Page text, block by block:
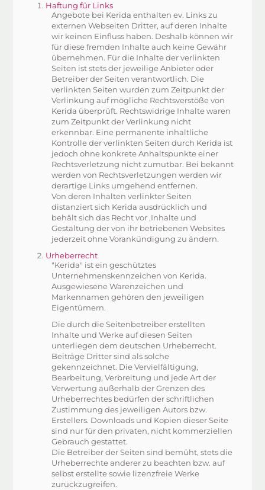
Haftung für Links
Angebote bei Kerida enthalten ev. Links zu
externen Webseiten Dritter, auf deren Inhalte
wir keinen Einfluss haben. Deshalb können wir
für diese fremden Inhalte auch keine Gewähr
übernehmen. Für die Inhalte der verlinkten
Seiten ist stets der jeweilige Anbieter oder
Betreiber der Seiten verantwortlich. Die
verlinkten Seiten wurden zum Zeitpunkt der
Verlinkung auf mögliche Rechtsverstöße von
Kerida überprüft. Rechtswidrige Inhalte waren
zum Zeitpunkt der Verlinkung nicht
erkennbar. Eine permanente inhaltliche
Kontrolle der verlinkten Seiten durch Kerida ist
jedoch ohne konkrete Anhaltspunkte einer
Rechtsverletzung nicht zumutbar. Bei bekannt
werden von Rechtsverletzungen werden wir
derartige Links umgehend entfernen.
Von deren Inhalten verlinkter Seiten
distanziert sich Kerida ausdrücklich und
behält sich das Recht vor ,Inhalte und
Gestaltung der von ihr betriebenen Websites
jederzeit ohne Vorankündigung zu ändern.
Urheberrecht
"Kerida" ist ein geschütztes
Unternehmenskennzeichen von Kerida.
Ausgewiesene Warenzeichen und
Markennamen gehören den jeweiligen
Eigentümern.
Die durch die Seitenbetreiber erstellten
Inhalte und Werke auf diesen Seiten
unterliegen dem deutschen Urheberrecht.
Beiträge Dritter sind als solche
gekennzeichnet. Die Vervielfältigung,
Bearbeitung, Verbreitung und jede Art der
Verwertung außerhalb der Grenzen des
Urheberrechtes bedürfen der schriftlichen
Zustimmung des jeweiligen Autors bzw.
Erstellers. Downloads und Kopien dieser Seite
sind nur für den privaten, nicht kommerziellen
Gebrauch gestattet.
Die Betreiber der Seiten sind bemüht, stets die
Urheberrechte anderer zu beachten bzw. auf
selbst erstellte sowie lizenzfreie Werke
zurückzugreifen.